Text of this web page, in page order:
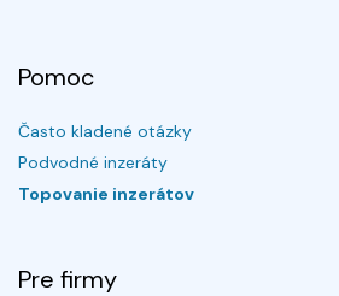
Pomoc
Často kladené otázky
Podvodné inzeráty
Topovanie inzerátov
Pre firmy